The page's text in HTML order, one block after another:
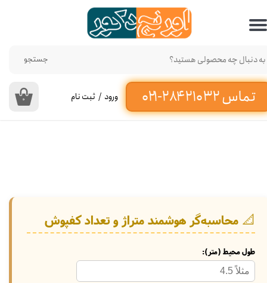
تماس ۳۲ ۲۱۰ ۲۸۴-۰۲۱‌
جستجو
۰ ورود / ثبت نام
حساب کاربری من
تغییر گذر واژه
سفارشات
خروج از حساب کاربری
📐 محاسبه‌گر هوشمند متراژ و تعداد کفپوش
طول محیط (متر):